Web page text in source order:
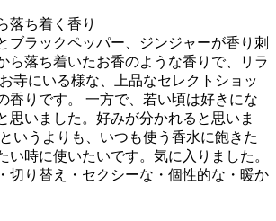
落ち着く香り
ブラックペッパー、ジンジャーが香り刺
ら落ち着いたお香のような香りで、リラ
寺にいる様な、上品なセレクトショッ
香りです。 一方で、若い頃は好きにな
思いました。好みが分かれると思いま
いうよりも、いつも使う香水に飽きた
い時に使いたいです。気に入りました。
切り替え・セクシーな・個性的な・暖か